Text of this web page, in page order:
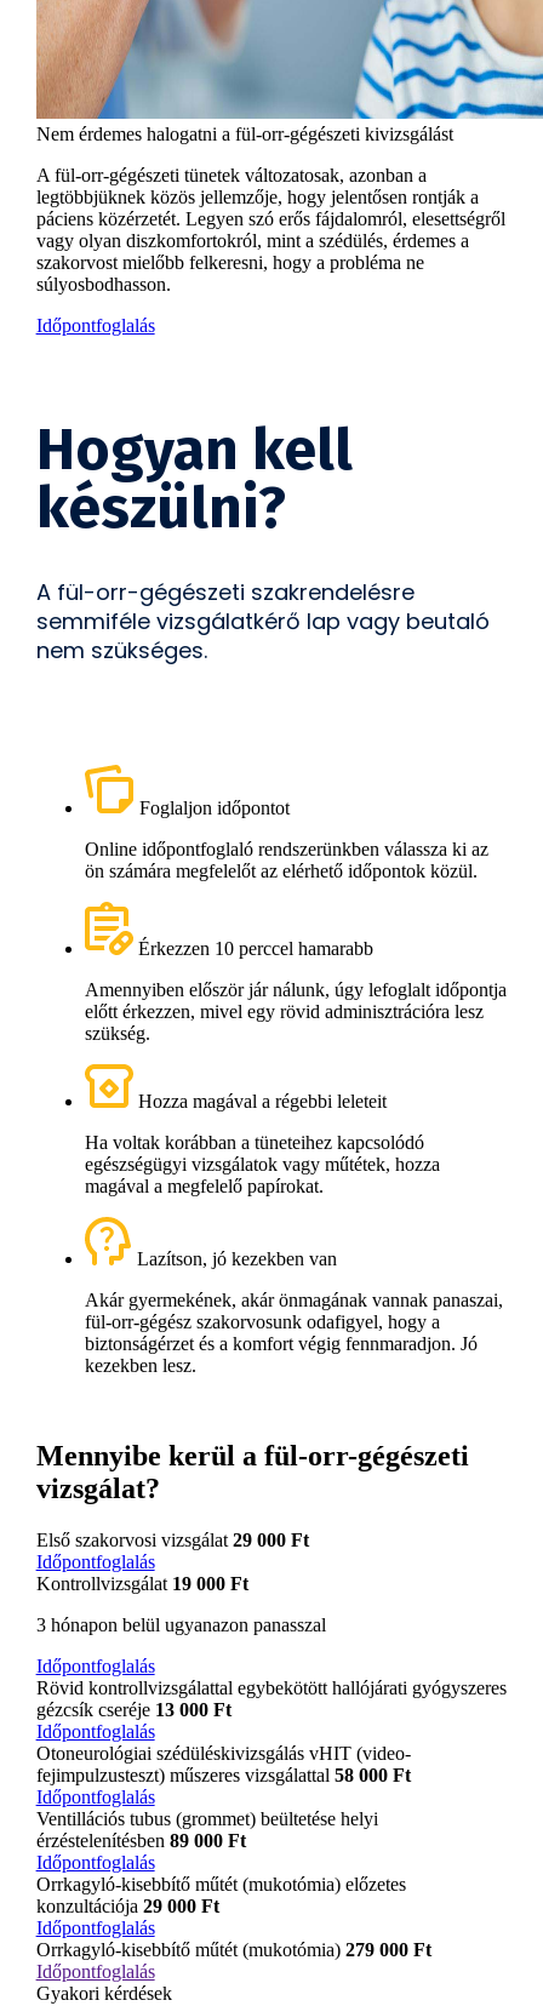
Nem érdemes halogatni a fül-orr-gégészeti kivizsgálást
A fül-orr-gégészeti tünetek változatosak, azonban a
legtöbbjüknek közös jellemzője, hogy jelentősen rontják a
páciens közérzetét. Legyen szó erős fájdalomról, elesettségről
vagy olyan diszkomfortokról, mint a szédülés, érdemes a
szakorvost mielőbb felkeresni, hogy a probléma ne
súlyosbodhasson.
Időpontfoglalás
Hogyan kell
készülni?
A fül-orr-gégészeti szakrendelésre
semmiféle vizsgálatkérő lap vagy beutaló
nem szükséges.
Foglaljon időpontot
Online időpontfoglaló rendszerünkben válassza ki az
ön számára megfelelőt az elérhető időpontok közül.
Érkezzen 10 perccel hamarabb
Amennyiben először jár nálunk, úgy lefoglalt időpontja
előtt érkezzen, mivel egy rövid adminisztrációra lesz
szükség.
Hozza magával a régebbi leleteit
Ha voltak korábban a tüneteihez kapcsolódó
egészségügyi vizsgálatok vagy műtétek, hozza
magával a megfelelő papírokat.
Lazítson, jó kezekben van
Akár gyermekének, akár önmagának vannak panaszai,
fül-orr-gégész szakorvosunk odafigyel, hogy a
biztonságérzet és a komfort végig fennmaradjon. Jó
kezekben lesz.
Mennyibe kerül a fül-orr-gégészeti
vizsgálat?
Első szakorvosi vizsgálat 29 000 Ft
Időpontfoglalás
Kontrollvizsgálat 19 000 Ft
3 hónapon belül ugyanazon panasszal
Időpontfoglalás
Rövid kontrollvizsgálattal egybekötött hallójárati gyógyszeres
gézcsík cseréje 13 000 Ft
Időpontfoglalás
Otoneurológiai szédüléskivizsgálás vHIT (video-
fejimpulzusteszt) műszeres vizsgálattal 58 000 Ft
Időpontfoglalás
Ventillációs tubus (grommet) beültetése helyi
érzéstelenítésben 89 000 Ft
Időpontfoglalás
Orrkagyló-kisebbítő műtét (mukotómia) előzetes
konzultációja 29 000 Ft
Időpontfoglalás
Orrkagyló-kisebbítő műtét (mukotómia) 279 000 Ft
Időpontfoglalás
Gyakori kérdések